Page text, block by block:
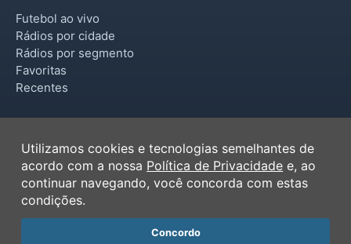
Futebol ao vivo
Rádios por cidade
Rádios por segmento
Favoritas
Recentes
Termos de Uso
Política de Privacidade
Ferramentas
Contato
Utilizamos cookies e tecnologias semelhantes de
acordo com a nossa Política de Privacidade e, ao
continuar navegando, você concorda com estas
condições.
Concordo